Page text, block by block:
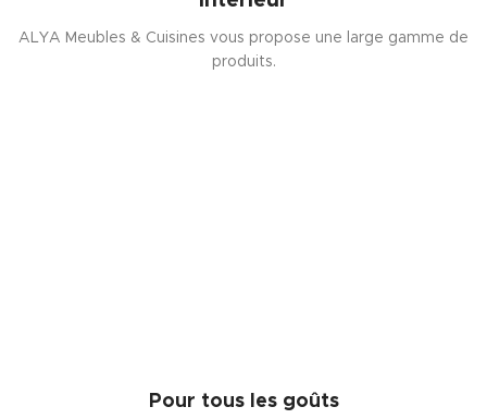
ALYA Meubles & Cuisines vous propose une large gamme de
produits.
Pour tous les goûts